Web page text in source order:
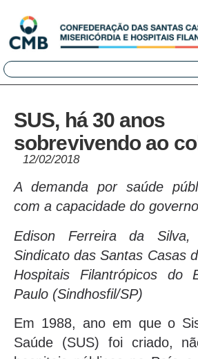
SUS, há 30 anos
sobrevivendo ao
12/02/2018
A demanda por saúde
com a capacidade do
Edison Ferreira da Silva,
Sindicato das Santas Casas
Hospitais Filantrópicos do
Paulo (Sindhosfil/SP)
Em 1988, ano em que o
Saúde (SUS) foi criado,